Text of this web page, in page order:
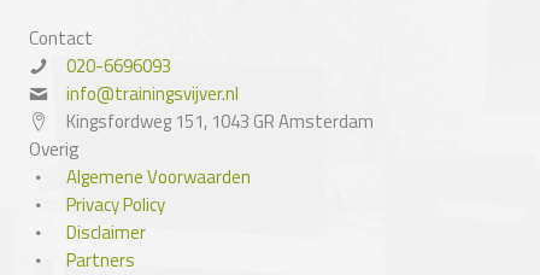
Contact
020-6696093
info@trainingsvijver.nl
Kingsfordweg 151, 1043 GR Amsterdam
Overig
Algemene Voorwaarden
Privacy Policy
Disclaimer
Partners